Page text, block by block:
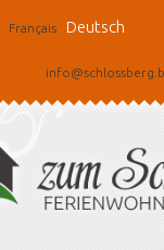
Français Deutsch